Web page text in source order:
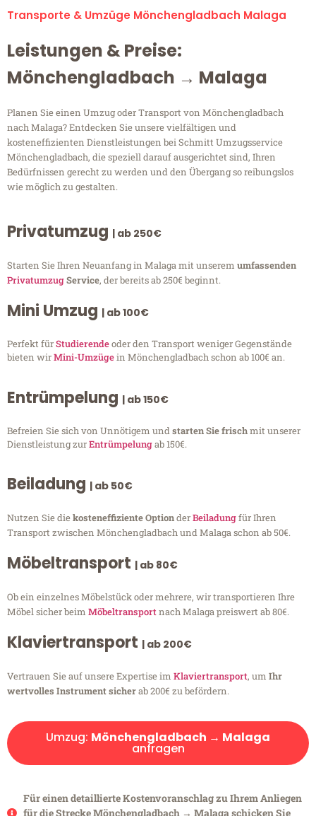
Transporte & Umzüge Mönchengladbach Malaga
Leistungen & Preise:
Mönchengladbach → Malaga
Planen Sie einen Umzug oder Transport von Mönchengladbach
nach Malaga? Entdecken Sie unsere vielfältigen und
kosteneffizienten Dienstleistungen bei Schmitt Umzugsservice
Mönchengladbach, die speziell darauf ausgerichtet sind, Ihren
Bedürfnissen gerecht zu werden und den Übergang so reibungslos
wie möglich zu gestalten.
Privatumzug | ab 250€
Starten Sie Ihren Neuanfang in Malaga mit unserem umfassenden
PrivatumzugService, der bereits ab 250€ beginnt.
Mini Umzug | ab 100€
Perfekt fürStudierendeoder den Transport weniger Gegenstände
bieten wirMini-Umzügein Mönchengladbach schon ab 100€ an.
Entrümpelung | ab 150€
Befreien Sie sich von Unnötigem undstarten Sie frischmit unserer
Dienstleistung zurEntrümpelungab 150€.
Beiladung | ab 50€
Nutzen Sie diekosteneffiziente OptionderBeiladungfür Ihren
Transport zwischen Mönchengladbach und Malaga schon ab 50€.
Möbeltransport | ab 80€
Ob ein einzelnes Möbelstück oder mehrere, wir transportieren Ihre
Möbel sicher beim Möbeltransportnach Malaga preiswert ab 80€.
Klaviertransport | ab 200€
Vertrauen Sie auf unsere Expertise im Klaviertransport, um Ihr
wertvolles Instrument sicherab 200€ zu befördern.
Umzug: Mönchengladbach → Malaga
anfragen
Für einen detaillierte Kostenvoranschlag zu Ihrem Anliegen
für die Strecke Mönchengladbach → Malaga schicken Sie